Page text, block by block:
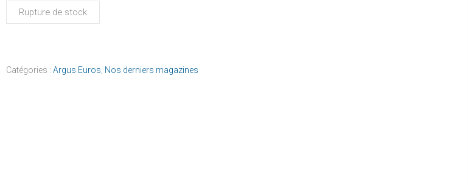
Rupture de stock
Catégories : Argus Euros Nos derniers magazines